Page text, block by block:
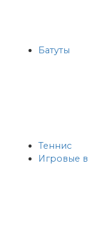
Батуты
Теннис
Игровые